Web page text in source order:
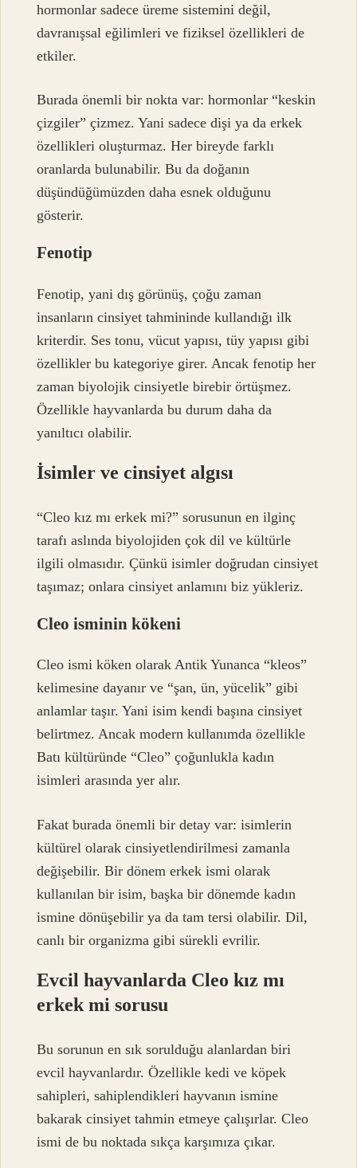
hormonlar sadece üreme sistemini değil,
davranışsal eğilimleri ve fiziksel özellikleri de
etkiler.
Burada önemli bir nokta var: hormonlar “keskin
çizgiler” çizmez. Yani sadece dişi ya da erkek
özellikleri oluşturmaz. Her bireyde farklı
oranlarda bulunabilir. Bu da doğanın
düşündüğümüzden daha esnek olduğunu
gösterir.
Fenotip
Fenotip, yani dış görünüş, çoğu zaman
insanların cinsiyet tahmininde kullandığı ilk
kriterdir. Ses tonu, vücut yapısı, tüy yapısı gibi
özellikler bu kategoriye girer. Ancak fenotip her
zaman biyolojik cinsiyetle birebir örtüşmez.
Özellikle hayvanlarda bu durum daha da
yanıltıcı olabilir.
İsimler ve cinsiyet algısı
“Cleo kız mı erkek mi?” sorusunun en ilginç
tarafı aslında biyolojiden çok dil ve kültürle
ilgili olmasıdır. Çünkü isimler doğrudan cinsiyet
taşımaz; onlara cinsiyet anlamını biz yükleriz.
Cleo isminin kökeni
Cleo ismi köken olarak Antik Yunanca “kleos”
kelimesine dayanır ve “şan, ün, yücelik” gibi
anlamlar taşır. Yani isim kendi başına cinsiyet
belirtmez. Ancak modern kullanımda özellikle
Batı kültüründe “Cleo” çoğunlukla kadın
isimleri arasında yer alır.
Fakat burada önemli bir detay var: isimlerin
kültürel olarak cinsiyetlendirilmesi zamanla
değişebilir. Bir dönem erkek ismi olarak
kullanılan bir isim, başka bir dönemde kadın
ismine dönüşebilir ya da tam tersi olabilir. Dil,
canlı bir organizma gibi sürekli evrilir.
Evcil hayvanlarda Cleo kız mı
erkek mi sorusu
Bu sorunun en sık sorulduğu alanlardan biri
evcil hayvanlardır. Özellikle kedi ve köpek
sahipleri, sahiplendikleri hayvanın ismine
bakarak cinsiyet tahmin etmeye çalışırlar. Cleo
ismi de bu noktada sıkça karşımıza çıkar.